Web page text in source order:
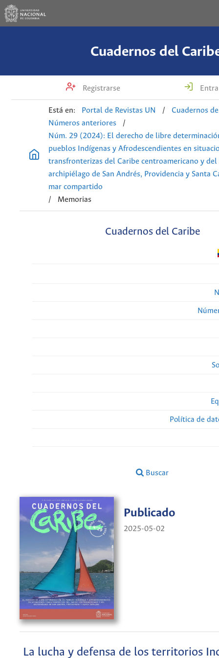
Cuadernos del
Registrarse
Está en: Portal de Revistas UN /
Cuadernos
Números anteriores
/
Núm. 29 (2024): El derecho de libre
pueblos Indígenas y Afrodescendientes en
transfronterizas del Caribe centroamericano y del
archipiélago de San Andrés, Providencia y Santa
mar compartido
/
Memorias
Cuadernos del Caribe
Política de
Buscar
Publicado
2025-05-02
La lucha y defensa de los territorios